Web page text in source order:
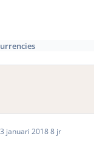
januari 20188 jr